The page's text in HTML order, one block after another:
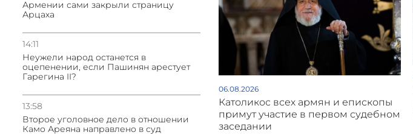
Армении сами закрыли страницу
Арцаха
14:11
Неужели народ останется в
оцепенении, если Пашинян арестует
Гарегина II?
13:58
Второе уголовное дело в отношении
Камо Ареяна направлено в суд
06.08.2026
Католикос всех армян и епископы
примут участие в первом судебном
заседании